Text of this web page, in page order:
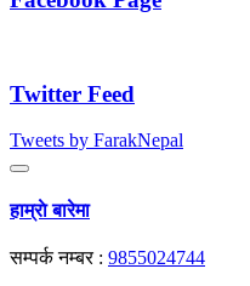
Twitter Feed
Tweets by FarakNepal
हाम्राे बारेमा
सम्पर्क नम्बर : 9855024744